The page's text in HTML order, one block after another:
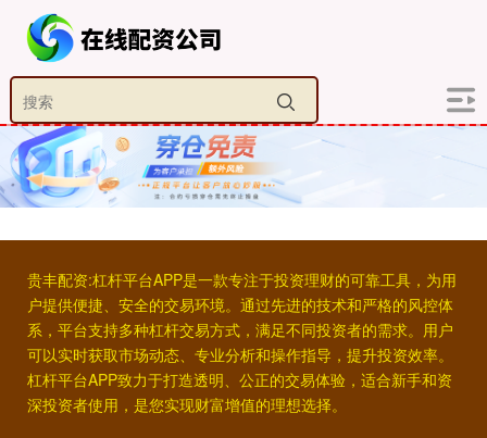
贵丰配资:杠杆平台APP是一款专注于投资理财的可靠工具，为用
户提供便捷、安全的交易环境。通过先进的技术和严格的风控体
系，平台支持多种杠杆交易方式，满足不同投资者的需求。用户
可以实时获取市场动态、专业分析和操作指导，提升投资效率。
杠杆平台APP致力于打造透明、公正的交易体验，适合新手和资
深投资者使用，是您实现财富增值的理想选择。